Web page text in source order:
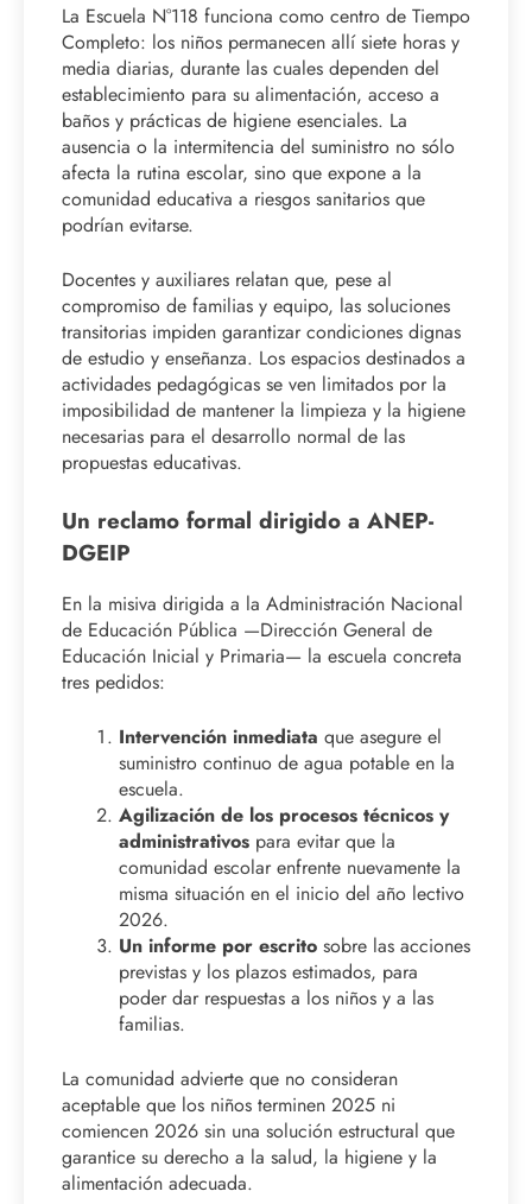
La Escuela N°118 funciona como centro de Tiempo
Completo: los niños permanecen allí siete horas y
media diarias, durante las cuales dependen del
establecimiento para su alimentación, acceso a
baños y prácticas de higiene esenciales. La
ausencia o la intermitencia del suministro no sólo
afecta la rutina escolar, sino que expone a la
comunidad educativa a riesgos sanitarios que
podrían evitarse.
Docentes y auxiliares relatan que, pese al
compromiso de familias y equipo, las soluciones
transitorias impiden garantizar condiciones dignas
de estudio y enseñanza. Los espacios destinados a
actividades pedagógicas se ven limitados por la
imposibilidad de mantener la limpieza y la higiene
necesarias para el desarrollo normal de las
propuestas educativas.
Un reclamo formal dirigido a ANEP-
DGEIP
En la misiva dirigida a la Administración Nacional
de Educación Pública —Dirección General de
Educación Inicial y Primaria— la escuela concreta
tres pedidos:
Intervención inmediata que asegure el
suministro continuo de agua potable en la
escuela.
Agilización de los procesos técnicos y
administrativos para evitar que la
comunidad escolar enfrente nuevamente la
misma situación en el inicio del año lectivo
2026.
Un informe por escrito sobre las acciones
previstas y los plazos estimados, para
poder dar respuestas a los niños y a las
familias.
La comunidad advierte que no consideran
aceptable que los niños terminen 2025 ni
comiencen 2026 sin una solución estructural que
garantice su derecho a la salud, la higiene y la
alimentación adecuada.